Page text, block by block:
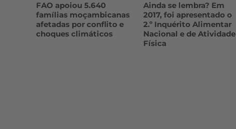
FAO apoiou 5.640
famílias moçambicanas
afetadas por conflito e
choques climáticos
Ainda se lembra? Em
2017, foi apresentado o
2.º Inquérito Alimentar
Nacional e de Atividade
Física